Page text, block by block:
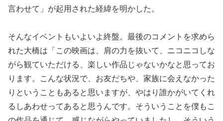
言わせて」が起用された経緯を明かした。
そんなイベントもいよいよ終盤。最後のコメントを求めら
れた大橋は「この映画は、肩の力を抜いて、ニコニコしな
がら観ていただける、楽しい作品じゃないかなと思ってお
ります。こんな状況で、お友だちや、家族に会えなかった
りということもあると思いますが、やはり誰かがいてくれ
るしあわせってあると思うんです。そういうことを僕もこ